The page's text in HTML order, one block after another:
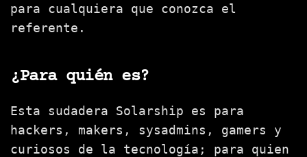
para cualquiera que conozca el
referente.
¿Para quién es?
Esta sudadera Solarship es para
hackers, makers, sysadmins, gamers y
curiosos de la tecnología; para quien